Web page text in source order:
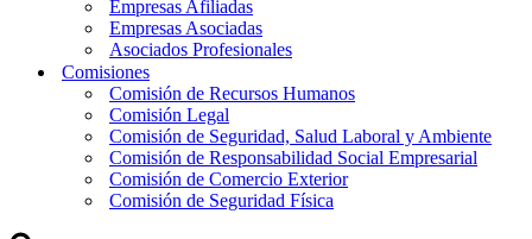
Empresas Afiliadas
Empresas Asociadas
Asociados Profesionales
Comisiones
Comisión de Recursos Humanos
Comisión Legal
Comisión de Seguridad, Salud Laboral y Ambiente
Comisión de Responsabilidad Social Empresarial
Comisión de Comercio Exterior
Comisión de Seguridad Física